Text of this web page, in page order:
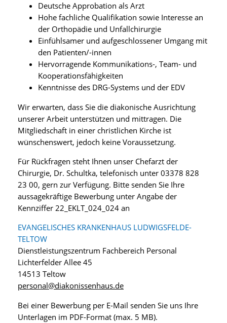
Deutsche Approbation als Arzt
Hohe fachliche Qualifikation sowie Interesse an
der Orthopädie und Unfallchirurgie
Einfühlsamer und aufgeschlossener Umgang mit
den Patienten/-innen
Hervorragende Kommunikations-, Team- und
Kooperationsfähigkeiten
Kenntnisse des DRG-Systems und der EDV
Wir erwarten, dass Sie die diakonische Ausrichtung
unserer Arbeit unterstützen und mittragen. Die
Mitgliedschaft in einer christlichen Kirche ist
wünschenswert, jedoch keine Voraussetzung.
Für Rückfragen steht Ihnen unser Chefarzt der
Chirurgie, Dr. Schultka, telefonisch unter 03378 828
23 00, gern zur Verfügung. Bitte senden Sie Ihre
aussagekräftige Bewerbung unter Angabe der
Kennziffer 22_EKLT_024_024 an
EVANGELISCHES KRANKENHAUS LUDWIGSFELDE-
TELTOW
Dienstleistungszentrum Fachbereich Personal
Lichterfelder Allee 45
14513 Teltow
personal@diakonissenhaus.de
Bei einer Bewerbung per E-Mail senden Sie uns Ihre
Unterlagen im PDF-Format (max. 5 MB).